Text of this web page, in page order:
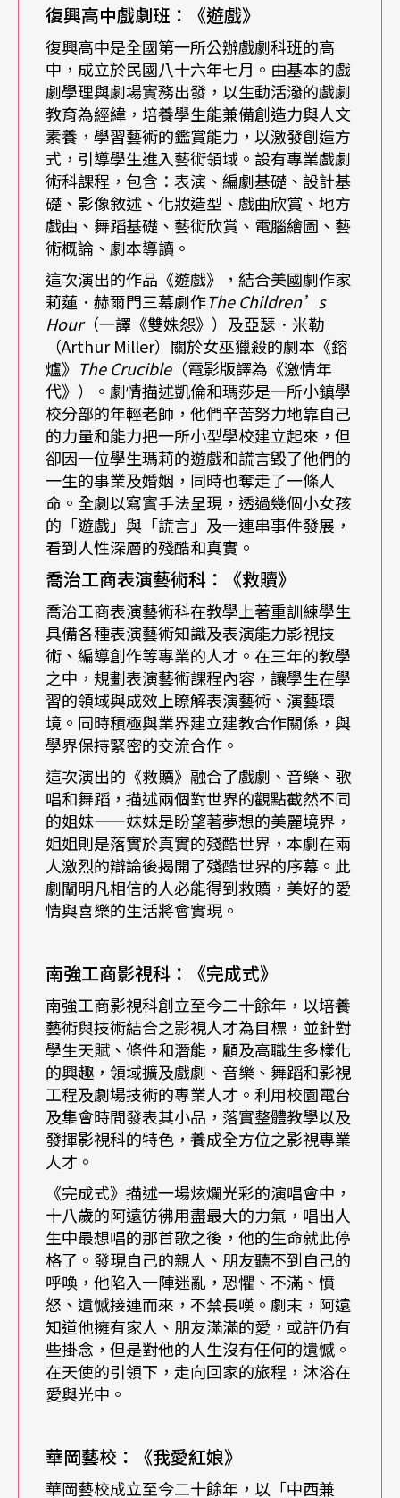
也較豐厚，老師們有較大空間得以施展自身教育理
想。對於希望繼續升學的學生們，校方則自全人教
育的觀點出發，積極開拓學生在戲劇專業外，行政
管理、休閒體育等相關學科、面向的發展，培養學
生更寬廣的出路可能。
與公立高中相較，高職戲劇科的任務顯得更加明
確。南強工商表演藝術科主任利正南指出：「職業
學校的職責之一，就是培養學生的一技之長。」各
大高職表演藝術科班多規定一年級學生必修音樂、
舞蹈、戲劇各組基本課程，奠定認知基礎後，再於
二年級分組，讓學生朝向專業發展。有能力、有條
件、有機會的學生，校方會協力朝向幕前訓練；然
而，「製造明星容易，製造演員不容易」，華岡藝
表演藝術科老師楊金榜說：「『三年出個狀元，
十年出不了個戲子』，老師們會教導學生：『除了
天分和努力，走這行機運更重要』。若機會還沒
到，也鼓勵繼續升學；畢竟在四技二專相關科系增
加、升學管道開放後，高職學生求學深造的可能性
也更寬廣。」
楊金榜表示，以高中職學生的年齡來說，教學過程
太側重學術理論，學生會有接收上的困擾，因此教
學特別著重「在做中學」。同時，學校也秉持教育
劇場的概念，堅持帶領學生讀名劇、演名劇、看名
劇，以培養學生對經典著作的了解為重。楊金榜
說：「這其實和大學戲劇科系的要求非常相近。我
們確實希望藉由超齡演出提升素質，鼓勵學生『不
要滿足停留在此階段』。學戲劇的人，心智年齡比
育，延伸到戲劇的藝術層面；另一方面，也希望學
生從戲劇反推，對自身生活、生命產生多一些反芻
和反思。」
校內活動磨練，校外建教合作
南強工商則更延伸「在做中學」的精神，由校方接
洽，協助廣告、偶像劇拍攝，讓學生有更多機會嘗
試；並與校外團體專案合作，進行短期實戰培訓，
像在四年前的兒童藝術節中，學校支援承辦單位如
果兒童劇團，讓學生有機會和國外團體一起工作，
也能進入大型演出團隊，經歷更嚴謹、完整的工作
流程。此外，利正南自豪地說：「教育部提倡一人
一樂器，我們是一人好幾樂器」南強工商要求電影
電視科和表演藝術科一年級的學生，每個人都要會
只要家長簽署督導同意書，學生就能帶樂器回家練
習：「我們學校的學生，家庭環境或許比較弱勢；
復興高中戲劇班：《遊戲》
復興高中是全國第一所公辦戲劇科班的高
中，成立於民國八十六年七月。由基本的戲
劇學理與劇場實務出發，以生動活潑的戲劇
教育為經緯，培養學生能兼備創造力與人文
素養，學習藝術的鑑賞能力，以激發創造方
式，引導學生進入藝術領域。設有專業戲劇
術科課程，包含：表演、編劇基礎、設計基
礎、影像敘述、化妝造型、戲曲欣賞、地方
戲曲、舞蹈基礎、藝術欣賞、電腦繪圖、藝
術概論、劇本導讀。
這次演出的作品《遊戲》，結合美國劇作家
莉蓮．赫爾門三幕劇作The Children’s
Hour（一譯《雙姝怨》）及亞瑟．米勒
（Arthur Miller）關於女巫獵殺的劇本《鎔
爐》 The Crucible（電影版譯為《激情年
代》）。劇情描述凱倫和瑪莎是一所小鎮學
校分部的年輕老師，他們辛苦努力地靠自己
的力量和能力把一所小型學校建立起來，但
卻因一位學生瑪莉的遊戲和謊言毀了他們的
一生的事業及婚姻，同時也奪走了一條人
命。全劇以寫實手法呈現，透過幾個小女孩
的「遊戲」與「謊言」及一連串事件發展，
看到人性深層的殘酷和真實。
喬治工商表演藝術科： 《救贖》
喬治工商表演藝術科在教學上著重訓練學生
具備各種表演藝術知識及表演能力影視技
術、編導創作等專業的人才。在三年的教學
之中，規劃表演藝術課程內容，讓學生在學
習的領域與成效上瞭解表演藝術、演藝環
境。同時積極與業界建立建教合作關係，與
學界保持緊密的交流合作。
這次演出的《救贖》融合了戲劇、音樂、歌
唱和舞蹈，描述兩個對世界的觀點截然不同
的姐妹——妹妹是盼望著夢想的美麗境界，
姐姐則是落實於真實的殘酷世界，本劇在兩
人激烈的辯論後揭開了殘酷世界的序幕。此
劇闡明凡相信的人必能得到救贖，美好的愛
情與喜樂的生活將會實現。
南強工商影視科：《完成式》
南強工商影視科創立至今二十餘年，以培養
藝術與技術結合之影視人才為目標，並針對
學生天賦、條件和潛能，顧及高職生多樣化
的興趣，領域擴及戲劇、音樂、舞蹈和影視
工程及劇場技術的專業人才。利用校園電台
及集會時間發表其小品，落實整體教學以及
發揮影視科的特色，養成全方位之影視專業
人才。
《完成式》描述一場炫爛光彩的演唱會中，
十八歲的阿遠彷彿用盡最大的力氣，唱出人
生中最想唱的那首歌之後，他的生命就此停
格了。發現自己的親人、朋友聽不到自己的
呼喚，他陷入一陣迷亂，恐懼、不滿、憤
怒、遺憾接連而來，不禁長嘆。劇末，阿遠
知道他擁有家人、朋友滿滿的愛，或許仍有
些掛念，但是對他的人生沒有任何的遺憾。
在天使的引領下，走向回家的旅程，沐浴在
愛與光中。
華岡藝校：《我愛紅娘》
華岡藝校成立至今二十餘年，以「中西兼